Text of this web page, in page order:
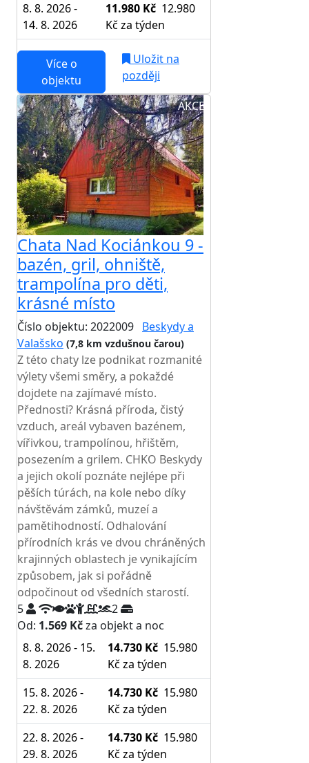
8. 8. 2026 -
14. 8. 2026
11.980 Kč 12.980
Kč za týden
Více o
objektu
Uložit na
později
AKCE
Chata Nad Kociánkou 9 -
bazén, gril, ohniště,
trampolína pro děti,
krásné místo
Číslo objektu: 2022009 Beskydy a
Valašsko (7,8 km vzdušnou čarou)
Z této chaty lze podnikat rozmanité
výlety všemi směry, a pokaždé
dojdete na zajímavé místo.
Přednosti? Krásná příroda, čistý
vzduch, areál vybaven bazénem,
vířivkou, trampolínou, hřištěm,
posezením a grilem. CHKO Beskydy
a jejich okolí poznáte nejlépe při
pěších túrách, na kole nebo díky
návštěvám zámků, muzeí a
pamětihodností. Odhalování
přírodních krás ve dvou chráněných
krajinných oblastech je vynikajícím
způsobem, jak si pořádně
odpočinout od všedních starostí.
5
2
Od: 1.569 Kčza objekt a noc
8. 8. 2026 - 15.
8. 2026
14.730 Kč 15.980
Kč za týden
15. 8. 2026 -
22. 8. 2026
14.730 Kč 15.980
Kč za týden
22. 8. 2026 -
29. 8. 2026
14.730 Kč 15.980
Kč za týden